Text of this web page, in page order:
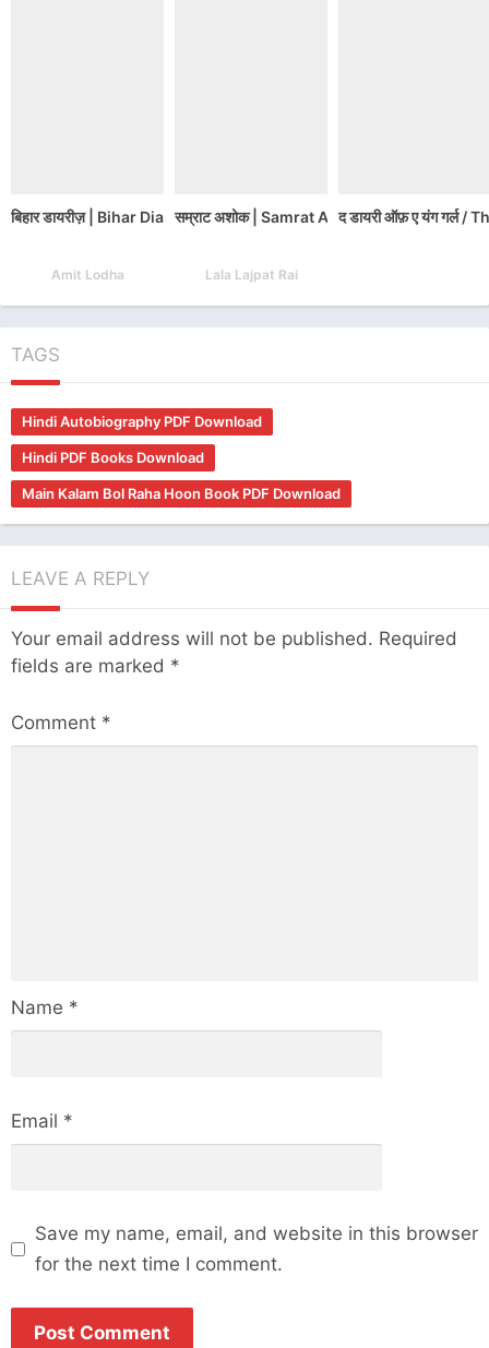
बिहार डायरीज़ | Bihar Diaries Hindi PDF Download
Amit Lodha
सम्राट अशोक | Samrat Ashok Jiwani Book
Lala Lajpat Rai
द डायरी ऑफ़ ए यंग गर्ल
TAGS
Hindi Autobiography PDF Download
Hindi PDF Books Download
Main Kalam Bol Raha Hoon Book PDF Download
LEAVE A REPLY
Your email address will not be published. Required
fields are marked *
Comment *
Name *
Email *
Save my name, email, and website in this browser
for the next time I comment.